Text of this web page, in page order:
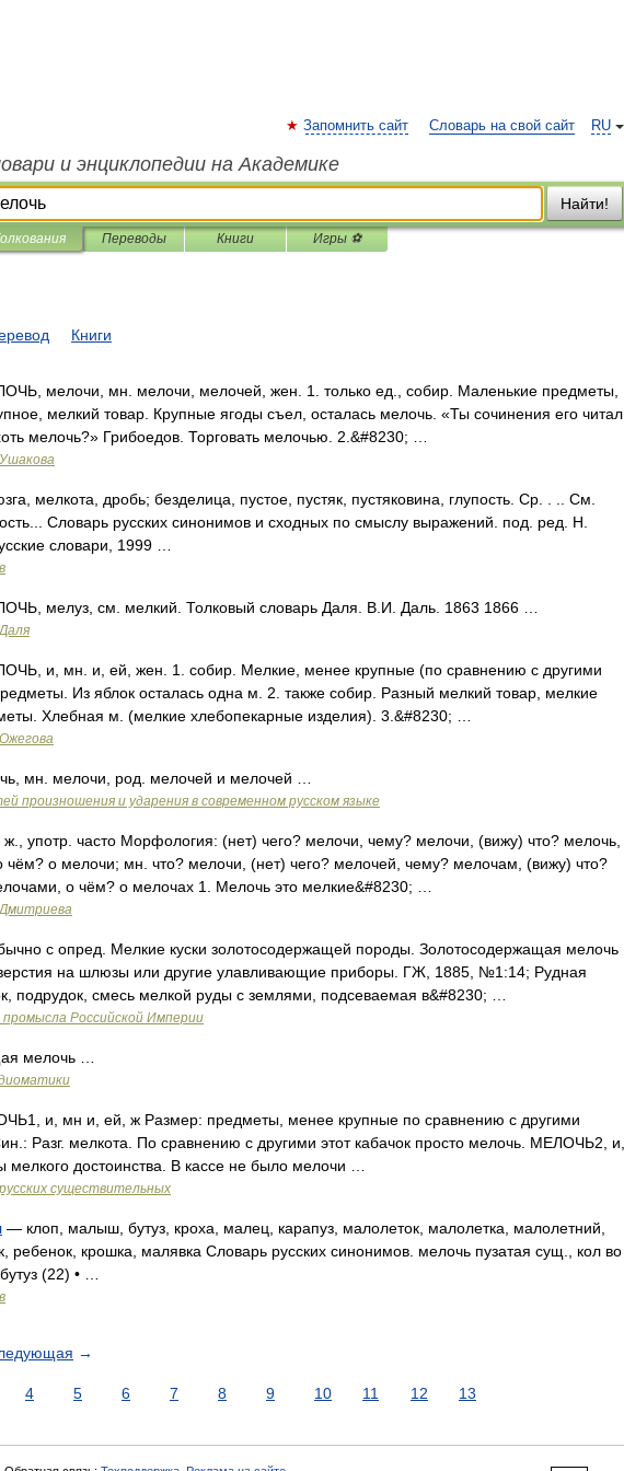
RU
Запомнить сайт Словарь на свой сайт
и энциклопедии на Академике
Найти!
Переводы Книги Игры ⚽
Книги
мелочи, мн. мелочи, мелочей, жен. 1. только ед., собир. Маленькие предметы,
мелкий товар. Крупные ягоды съел, осталась мелочь. «Ты сочинения его читал
мелочь?» Грибоедов. Торговать мелочью. 2.&#8230; …
мелкота, дробь; безделица, пустое, пустяк, пустяковина, глупость. Ср. . .. См.
Словарь русских синонимов и сходных по смыслу выражений. под. ред. Н.
словари, 1999 …
мелуз, см. мелкий. Толковый словарь Даля. В.И. Даль. 1863 1866 …
и, мн. и, ей, жен. 1. собир. Мелкие, менее крупные (по сравнению с другими
Из яблок осталась одна м. 2. также собир. Разный мелкий товар, мелкие
Хлебная м. (мелкие хлебопекарные изделия). 3.&#8230; …
мн. мелочи, род. мелочей и мелочей …
произношения и ударения в современном русском языке
употр. часто Морфология: (нет) чего? мелочи, чему? мелочи, (вижу) что? мелочь,
о мелочи; мн. что? мелочи, (нет) чего? мелочей, чему? мелочам, (вижу) что?
о чём? о мелочах 1. Мелочь это мелкие&#8230; …
с опред. Мелкие куски золотосодержащей породы. Золотосодержащая мелочь
на шлюзы или другие улавливающие приборы. ГЖ, 1885, №1:14; Рудная
подрудок, смесь мелкой руды с землями, подсеваемая в&#8230; …
Российской Империи
мелочь …
и, мн и, ей, ж Размер: предметы, менее крупные по сравнению с другими
Разг. мелкота. По сравнению с другими этот кабачок просто мелочь. МЕЛОЧЬ2, и,
достоинства. В кассе не было мелочи …
существительных
— клоп, малыш, бутуз, кроха, малец, карапуз, малолеток, малолетка, малолетний,
ребенок, крошка, малявка Словарь русских синонимов. мелочь пузатая сущ., кол во
(22) • …
→
4 5 6 7 8 9 10 11 12 13